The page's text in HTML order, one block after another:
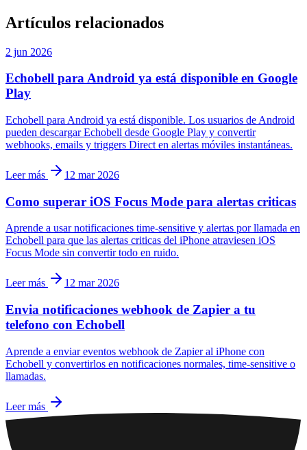
Artículos relacionados
2 jun 2026
Echobell para Android ya está disponible en Google
Play
Echobell para Android ya está disponible. Los usuarios de Android
pueden descargar Echobell desde Google Play y convertir
webhooks, emails y triggers Direct en alertas móviles instantáneas.
Leer más 12 mar 2026
Como superar iOS Focus Mode para alertas criticas
Aprende a usar notificaciones time-sensitive y alertas por llamada en
Echobell para que las alertas criticas del iPhone atraviesen iOS
Focus Mode sin convertir todo en ruido.
Leer más 12 mar 2026
Envia notificaciones webhook de Zapier a tu
telefono con Echobell
Aprende a enviar eventos webhook de Zapier al iPhone con
Echobell y convertirlos en notificaciones normales, time-sensitive o
llamadas.
Leer más